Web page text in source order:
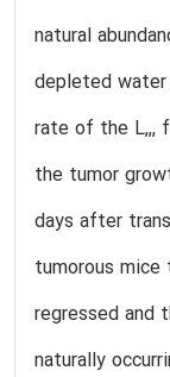
natural
depleted
rate of the L,,,
the tumor
days after
tumorous mice
regressed and
naturally